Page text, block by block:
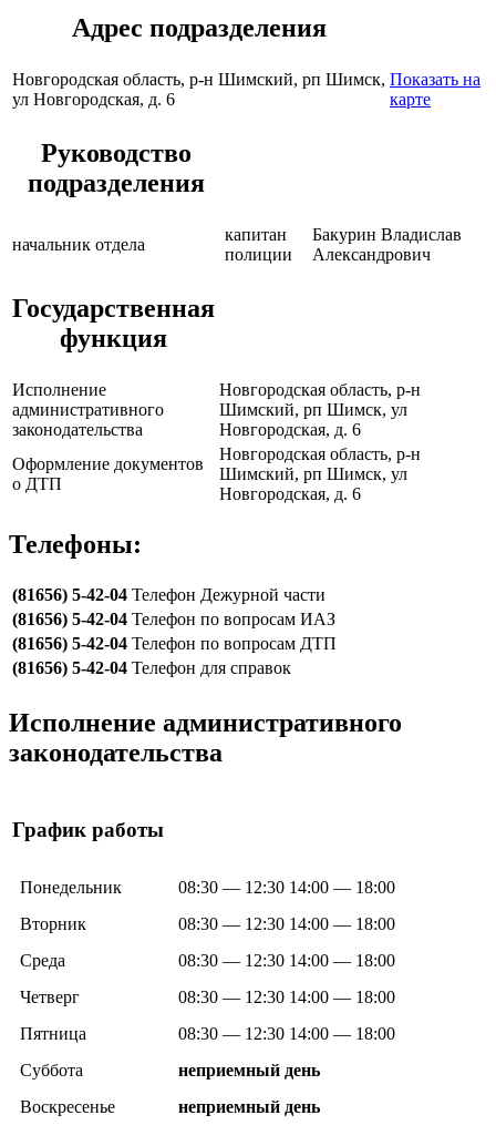
Адрес подразделения
Новгородская область, р-н Шимский, рп Шимск,
ул Новгородская, д. 6
Показать на
карте
Руководство
подразделения
начальник отдела
капитан
полиции
Бакурин Владислав
Александрович
Государственная
функция
Исполнение
административного
законодательства
Новгородская область, р-н
Шимский, рп Шимск, ул
Новгородская, д. 6
Оформление документов
о ДТП
Новгородская область, р-н
Шимский, рп Шимск, ул
Новгородская, д. 6
Телефоны:
(81656) 5-42-04 Телефон Дежурной части
(81656) 5-42-04 Телефон по вопросам ИАЗ
(81656) 5-42-04 Телефон по вопросам ДТП
(81656) 5-42-04 Телефон для справок
Исполнение административного
законодательства
График работы
Понедельник
08:30 — 12:30 14:00 — 18:00
Вторник
08:30 — 12:30 14:00 — 18:00
Среда
08:30 — 12:30 14:00 — 18:00
Четверг
08:30 — 12:30 14:00 — 18:00
Пятница
08:30 — 12:30 14:00 — 18:00
Суббота
неприемный день
Воскресенье
неприемный день